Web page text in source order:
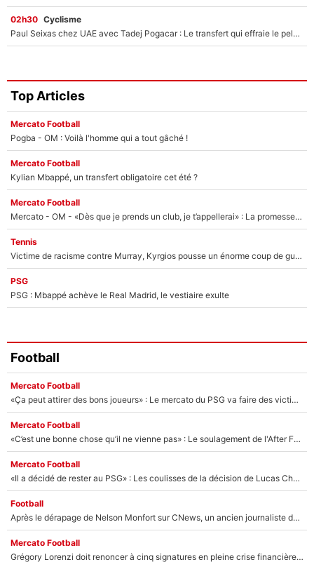
02h30 Cyclisme
Paul Seixas chez UAE avec Tadej Pogacar : Le transfert qui effraie le peloton, «c’est la pire des choses qui puisse arriver»
Top Articles
Mercato Football
Pogba - OM : Voilà l'homme qui a tout gâché !
Mercato Football
Kylian Mbappé, un transfert obligatoire cet été ?
Mercato Football
Mercato - OM - «Dès que je prends un club, je t’appellerai» : La promesse de Marcelino au moment de claquer la porte
Tennis
Victime de racisme contre Murray, Kyrgios pousse un énorme coup de gueule !
PSG
PSG : Mbappé achève le Real Madrid, le vestiaire exulte
Football
Mercato Football
«Ça peut attirer des bons joueurs» : Le mercato du PSG va faire des victimes dans l'effectif de Luis Enrique ?
Mercato Football
«C’est une bonne chose qu’il ne vienne pas» : Le soulagement de l'After Foot après le transfert avorté de Yan Diomandé au PSG
Mercato Football
«Il a décidé de rester au PSG» : Les coulisses de la décision de Lucas Chevalier pour son transfert
Football
Après le dérapage de Nelson Monfort sur CNews, un ancien journaliste de France Télévisions relance la polémique sur les incendies en Gironde
Mercato Football
Grégory Lorenzi doit renoncer à cinq signatures en pleine crise financière : L’IA propose sept noms à l’OM pour un mercato réussi... à seulement 5M€ !